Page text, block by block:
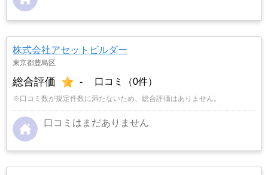
株式会社アセットビルダー
東京都豊島区
総合評価 - 口コミ（0件）
※口コミ数が規定件数に満たないため、総合評価はありません。
口コミはまだありません